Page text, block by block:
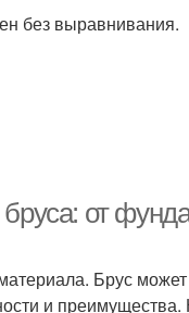
без выравнивания.
бруса: от
Брус
и